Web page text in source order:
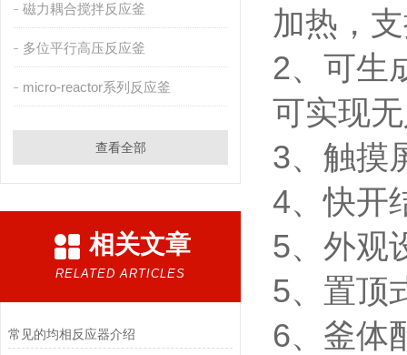
磁力耦合搅拌反应釜
多位平行高压反应釜
micro-reactor系列反应釜
查看全部
相关文章
RELATED ARTICLES
常见的均相反应器介绍
加热，
2、可生
可实现
3、触摸
4、快开
5、外观
5、置顶
6、釜体